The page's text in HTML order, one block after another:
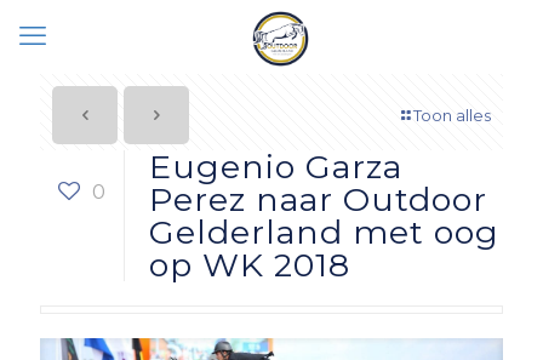
Toon alles
0
Eugenio Garza
Perez naar Outdoor
Gelderland met oog
op WK 2018